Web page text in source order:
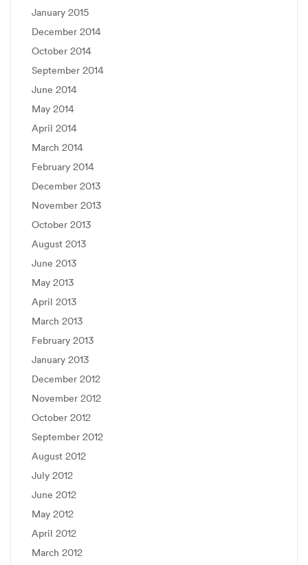
January 2015
December 2014
October 2014
September 2014
June 2014
May 2014
April 2014
March 2014
February 2014
December 2013
November 2013
October 2013
August 2013
June 2013
May 2013
April 2013
March 2013
February 2013
January 2013
December 2012
November 2012
October 2012
September 2012
August 2012
July 2012
June 2012
May 2012
April 2012
March 2012